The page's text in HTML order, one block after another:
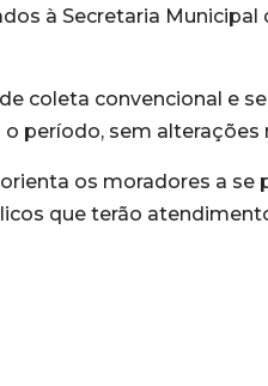
à Secretaria
coleta convencional e
período, sem
os moradores a se
que terão